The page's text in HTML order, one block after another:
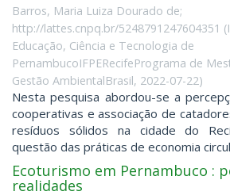
Barros, Maria Luiza Dourado de;
http://lattes.cnpq.br/5248791247604351 (
Educação, Ciência e Tecnologia de
PernambucoIFPERecifePrograma de
Gestão AmbientalBrasil, 2022-07-22)
Nesta pesquisa abordou-se a
cooperativas e associação de
resíduos sólidos na cidade do
questão das práticas de economia
Ecoturismo em Pernambuco :
realidades